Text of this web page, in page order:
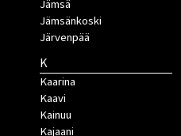
Jämsä
Jämsänkoski
Järvenpää
K
Kaarina
Kaavi
Kainuu
Kajaani